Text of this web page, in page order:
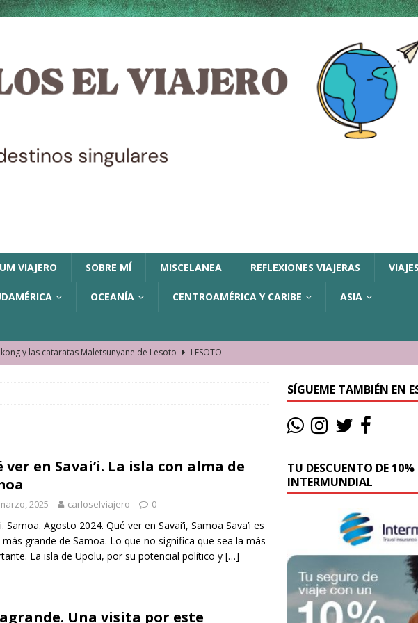
VIAJERO SOBRE MÍ MISCELANEA REFLEXIONES VIAJERAS
OCEANÍA CENTROAMÉRICA Y CARIBE ASIA
y las cataratas Maletsunyane de Lesoto
LESOTO
La historia de la misteriosa avioneta de la playa
JAMAICA
El barrio más castizo de Malabo GUINEA ECUATORIAL
ver en Savai’i. La isla con alma de
2025 carloselviajero 0
Samoa. Agosto 2024. Qué ver en Savai’i, Samoa Sava’i es
más grande de Samoa. Lo que no significa que sea la más
La isla de Upolu, por su potencial político y […]
Una visita por este
SÍGUEME TAMBIÉN EN
TU DESCUENTO DE
INTERMUNDIAL